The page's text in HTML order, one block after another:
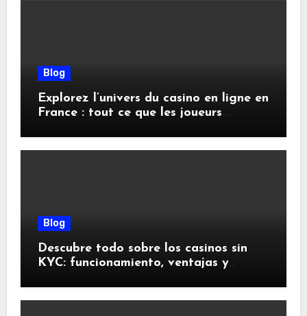
Blog
Explorez l’univers du casino en ligne en
France : tout ce que les joueurs
Blog
Descubre todo sobre los casinos sin
KYC: funcionamiento, ventajas y